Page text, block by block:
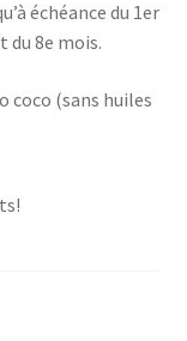
échéance du 1er
du 8e mois.
coco (sans huiles